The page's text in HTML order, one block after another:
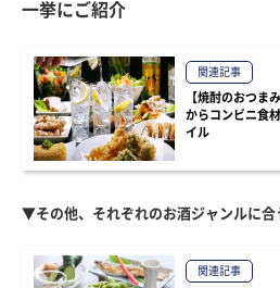
一挙にご紹介
関連記事
【焼酎のおつま
からコンビニ食
イル
▼その他、それぞれのお酒ジャンルに合
関連記事